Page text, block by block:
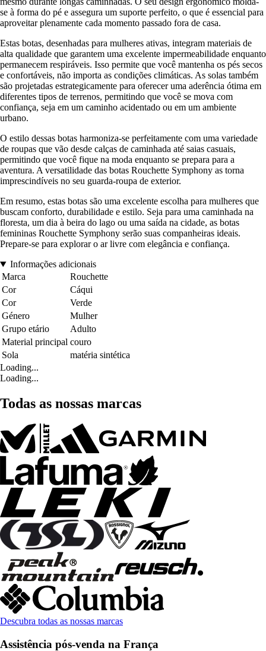
se à forma do pé e assegura um suporte perfeito, o que é essencial para
aproveitar plenamente cada momento passado fora de casa.
Estas botas, desenhadas para mulheres ativas, integram materiais de
alta qualidade que garantem uma excelente impermeabilidade enquanto
permanecem respiráveis. Isso permite que você mantenha os pés secos
e confortáveis, não importa as condições climáticas. As solas também
são projetadas estrategicamente para oferecer uma aderência ótima em
diferentes tipos de terrenos, permitindo que você se mova com
confiança, seja em um caminho acidentado ou em um ambiente
urbano.
O estilo dessas botas harmoniza-se perfeitamente com uma variedade
de roupas que vão desde calças de caminhada até saias casuais,
permitindo que você fique na moda enquanto se prepara para a
aventura. A versatilidade das botas Rouchette Symphony as torna
imprescindíveis no seu guarda-roupa de exterior.
Em resumo, estas botas são uma excelente escolha para mulheres que
buscam conforto, durabilidade e estilo. Seja para uma caminhada na
floresta, um dia à beira do lago ou uma saída na cidade, as botas
femininas Rouchette Symphony serão suas companheiras ideais.
Prepare-se para explorar o ar livre com elegância e confiança.
Informações adicionais
Marca
Rouchette
Cor
Cáqui
Cor
Verde
Género
Mulher
Grupo etário
Adulto
Material principal couro
Sola
matéria sintética
Loading...
Loading...
Todas as nossas marcas
Descubra todas as nossas marcas
Assistência pós-venda na França